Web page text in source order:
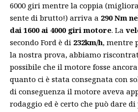
6000 giri mentre la coppia
sente di brutto!) arriva a 290 Nm
dai 1600 ai 4000 giri motore. La
secondo Ford è di 232km/h, mentre
la nostra prova, abbiamo
possibile che il motore fosse
quanto ci è stata consegnata con
di conseguenza il motore aveva
rodaggio ed è certo che può dare di